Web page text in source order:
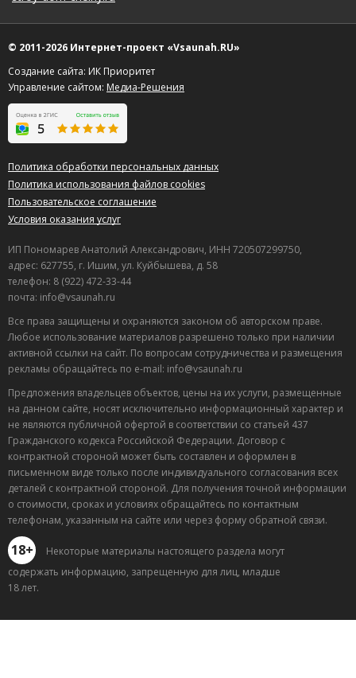
© 2011-2026 Интернет-проект «Vsaunah.RU»
Создание сайта: ИК Приоритет
Управление сайтом: Медиа-Решения
Политика обработки персональных данных
Политика использования файлов cookies
Пользовательское соглашение
Условия оказания услуг
ИП Пономарев Анатолий Александрович, ИНН 720507299750,
адрес: 627755, г. Ишим, ул. Куйбышева, д. 58
телефон: 8 (922) 472-33-44
почта: info@vsaunah.ru
Все права защищены и охраняются законом об авторском праве.
Любое использование материалов разрешено только при наличии
активной ссылки на сайт. По вопросам сотрудничества и размещения
рекламы обращайтесь по e-mail: info@vsaunah.ru
Предложения владельцев объектов, цены на их услуги, размещенные
на данном сайте, носят исключительно информационный характер и
не являются публичной офертой в соответствии со статьей 437
Гражданского кодекса Российской Федерации. Договор с
контрактной стороной может быть составлен и оформлен в
письменном виде только после индивидуального согласования всех
деталей с контрактной стороной. Для получения точной информации
о стоимости, сроках и условиях обращайтесь по контактным
телефонам, указанным на сайте или через форму обратной связи.
18+
Некоторые материалы настоящего раздела могут
содержать информацию, запрещенную для лиц, младше
18 лет.